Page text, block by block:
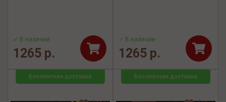
✓ В наличии
1265 р.
✓ В наличии
1265 р.
Бесплатная доставка Бесплатная доставка